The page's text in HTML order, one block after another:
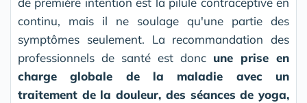
continu, mais il ne soulage qu'une partie des
symptômes seulement. La recommandation des
professionnels de santé est donc une prise en
charge globale de la maladie avec un
traitement de la douleur, des séances de yoga,